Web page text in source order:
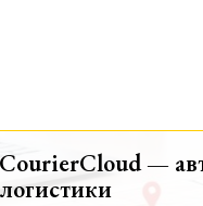
CourierCloud —
логистики